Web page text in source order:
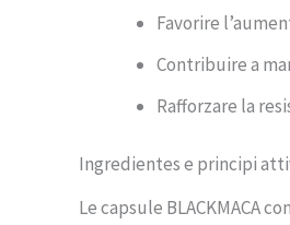
Favorire
Contribuire a
Rafforzare la
Ingredientes e principi
Le capsule BLACKMACA